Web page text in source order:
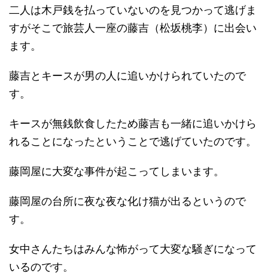
二人は木戸銭を払っていないのを見つかって逃げま
すがそこで旅芸人一座の藤吉（松坂桃李）に出会い
ます。
藤吉とキースが男の人に追いかけられていたので
す。
キースが無銭飲食したため藤吉も一緒に追いかけら
れることになったということで逃げていたのです。
藤岡屋に大変な事件が起こってしまいます。
藤岡屋の台所に夜な夜な化け猫が出るというので
す。
女中さんたちはみんな怖がって大変な騒ぎになって
いるのです。